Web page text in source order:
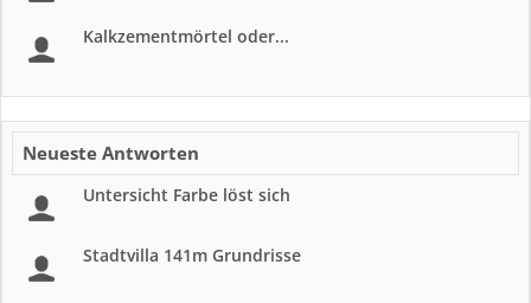
Kalkzementmörtel oder...
Neueste Antworten
Untersicht Farbe löst sich
Stadtvilla 141m Grundrisse